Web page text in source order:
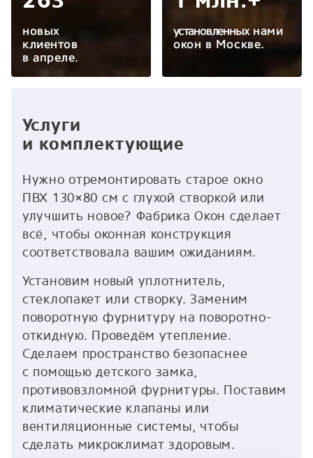
установленныхнами
окон в Москве.
новых
клиентов
в апреле.
Услуги
и комплектующие
Нужно отремонтировать старое окно
ПВХ 130×80 см с глухой створкой или
улучшить новое? Фабрика Окон сделает
всё, чтобы оконная конструкция
соответствовала вашим ожиданиям.
Установим новый уплотнитель,
стеклопакет или створку. Заменим
поворотную фурнитуру на поворотно-
откидную. Проведём утепление.
Сделаем пространство безопаснее
с помощью детского замка,
противовзломной фурнитуры. Поставим
климатические клапаны или
вентиляционные системы, чтобы
сделать микроклимат здоровым.